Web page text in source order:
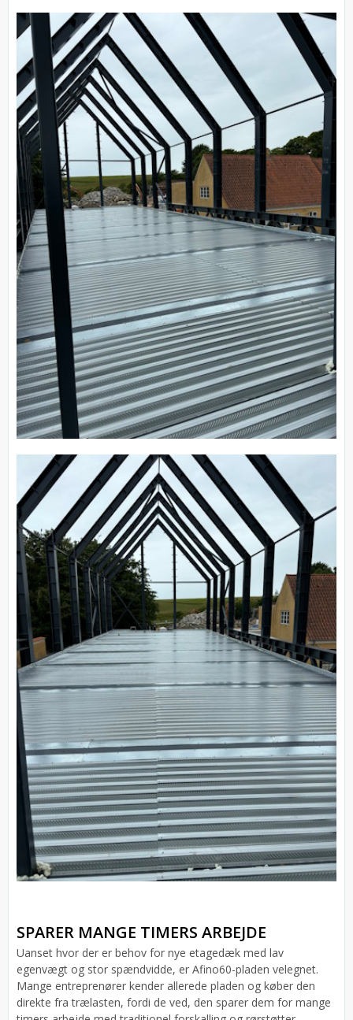
SPARER MANGE TIMERS ARBEJDE
Uanset hvor der er behov for nye etagedæk med lav
egenvægt og stor spændvidde, er Afino60-pladen velegnet.
Mange entreprenører kender allerede pladen og køber den
direkte fra trælasten, fordi de ved, den sparer dem for mange